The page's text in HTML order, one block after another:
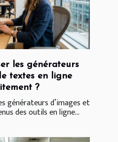
les générateurs
textes en ligne
?
générateurs d’images et
des outils en ligne...